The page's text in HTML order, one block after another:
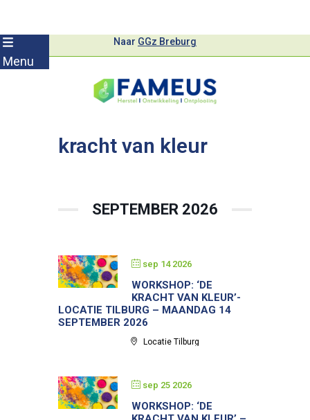
Skip
toMenu
Naar GGz Breburg
kracht van kleur
SEPTEMBER 2026
sep 14 2026
WORKSHOP: ‘DE
KRACHT VAN KLEUR’-
LOCATIE TILBURG – MAANDAG 14
SEPTEMBER 2026
Locatie Tilburg
sep 25 2026
WORKSHOP: ‘DE